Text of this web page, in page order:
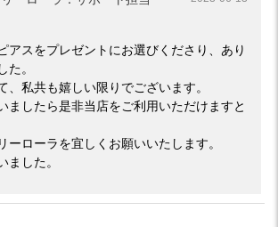
アスをプレゼントにお選びくださり、あり
た。
、私共も嬉しい限りでございます。
ましたら是非当店をご利用いただけますと
ーローラを宜しくお願いいたします。
ました。